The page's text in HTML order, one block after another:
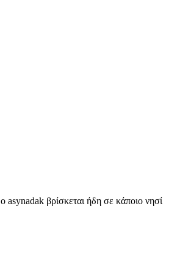
βρίσκεται ήδη σε κάποιο νησί